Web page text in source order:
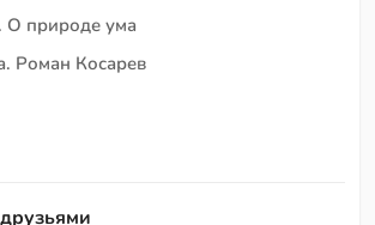
О природе ума
Роман Косарев